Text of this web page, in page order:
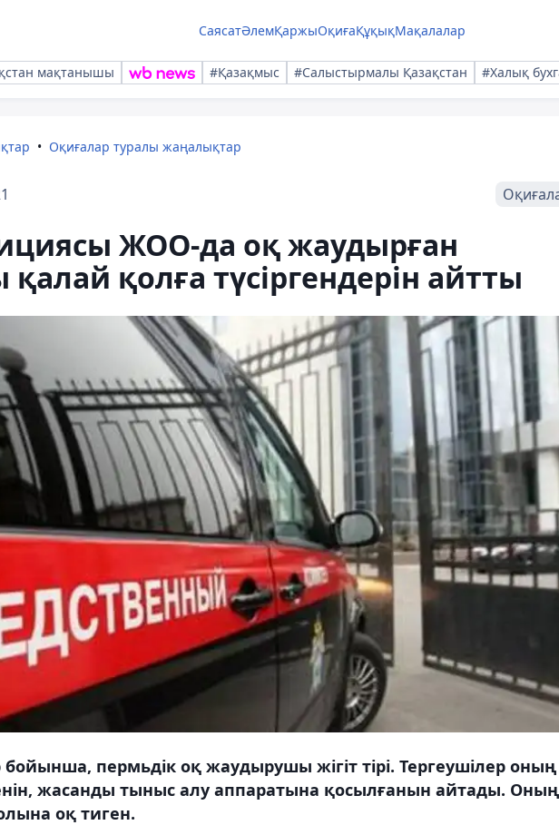
СаясатӘлемҚаржыОқиғаҚұқықМақалалар
мақтанышы #Қазақмыс #Салыстырмалы Қазақстан #Халық
Оқиғалар туралы жаңалықтар
ЖОО-да оқ жаудырған
қолға түсіргендерін айтты
пермьдік оқ жаудырушы жігіт тірі. Тергеушілер оның
жасанды тыныс алу аппаратына қосылғанын айтады. Оның
оқ тиген.